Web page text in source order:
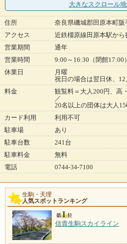
大きなスクロール地
住所
奈良県磯城郡田原本町阪
アクセス
近鉄橿原線田原本駅から
営業期間
通年
営業時間
9:00～16:30（閉館17:00）
休業日
月曜
祝日の場合は翌日休、
料金
観覧料＝大人200円、高
／
20名以上の団体は大人
カード利用
利用不可
駐車場
あり
駐車台数
241台
駐車料金
無料
電話
0744-34-7100
生駒・天理
人気スポットランキング
信貴生駒スカイライン